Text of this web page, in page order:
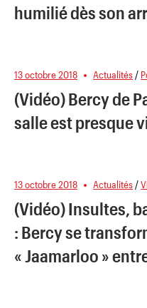
humilié dès son
13 octobre 2018 Actualités /
(Vidéo) Bercy de
salle est presque
13 octobre 2018 Actualités /
(Vidéo) Insultes,
: Bercy se
« Jaamarloo »